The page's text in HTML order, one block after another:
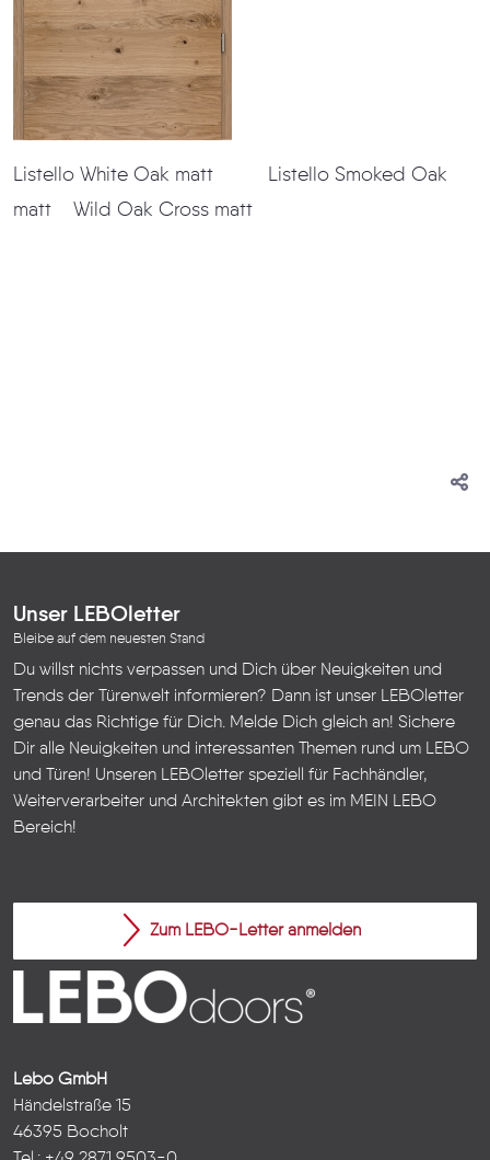
Listello White Oak matt Listello Smoked Oak
matt Wild Oak Cross matt
Unser LEBOletter
Bleibe auf dem neuesten Stand
Du willst nichts verpassen und Dich über Neuigkeiten und
Trends der Türenwelt informieren? Dann ist unser LEBOletter
genau das Richtige für Dich. Melde Dich gleich an! Sichere
Dir alle Neuigkeiten und interessanten Themen rund um LEBO
und Türen! Unseren LEBOletter speziell für Fachhändler,
Weiterverarbeiter und Architekten gibt es im MEIN LEBO
Bereich!
Zum LEBO-Letter anmelden
Lebo GmbH
Händelstraße 15
46395 Bocholt